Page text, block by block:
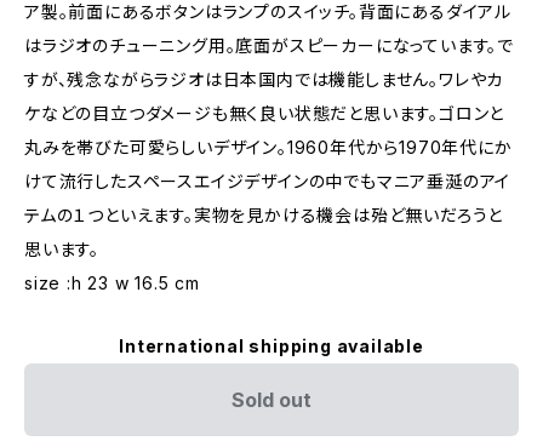
ア製。前面にあるボタンはランプのスイッチ。背面にあるダイアル
はラジオのチューニング用。底面がスピーカーになっています。で
すが、残念ながらラジオは日本国内では機能しません。ワレやカ
ケなどの目立つダメージも無く良い状態だと思います。ゴロンと
丸みを帯びた可愛らしいデザイン。1960年代から1970年代にか
けて流行したスペースエイジデザインの中でもマニア垂涎のアイ
テムの１つといえます。実物を見かける機会は殆ど無いだろうと
思います。
size :h 23 w 16.5 cm
International shipping available
Sold out